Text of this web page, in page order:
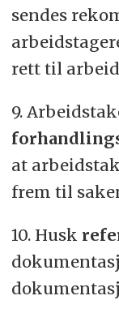
sendes
rett til
9.
at
frem til
10. Husk